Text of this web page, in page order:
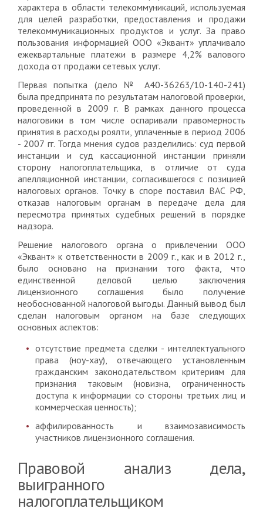
характера в области телекоммуникаций, используемая
для целей разработки, предоставления и продажи
телекоммуникационных продуктов и услуг. За право
пользования информацией ООО «Эквант» уплачивало
ежеквартальные платежи в размере 4,2% валового
дохода от продажи сетевых услуг.
Первая попытка (дело № А40-36263/10-140-241)
была предпринята по результатам налоговой проверки,
проведенной в 2009 г. В рамках данного процесса
налоговики в том числе оспаривали правомерность
принятия в расходы роялти, уплаченные в период 2006
- 2007 гг. Тогда мнения судов разделились: суд первой
инстанции и суд кассационной инстанции приняли
сторону налогоплательщика, в отличие от суда
апелляционной инстанции, согласившегося с позицией
налоговых органов. Точку в споре поставил ВАС РФ,
отказав налоговым органам в передаче дела для
пересмотра принятых судебных решений в порядке
надзора.
Решение налогового органа о привлечении ООО
«Эквант» к ответственности в 2009 г., как и в 2012 г.,
было основано на признании того факта, что
единственной деловой целью заключения
лицензионного соглашения было получение
необоснованной налоговой выгоды. Данный вывод был
сделан налоговым органом на базе следующих
основных аспектов:
отсутствие предмета сделки - интеллектуального
права (ноу-хау), отвечающего установленным
гражданским законодательством критериям для
признания таковым (новизна, ограниченность
доступа к информации со стороны третьих лиц и
коммерческая ценность);
аффилированность и взаимозависимость
участников лицензионного соглашения.
Правовой анализ дела,
выигранного
налогоплательщиком